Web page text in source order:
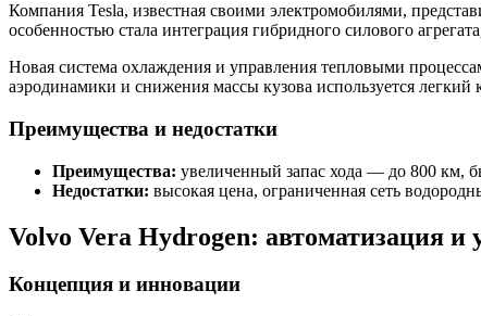
Компания Tesla, известная своими электромобилями,
особенностью стала интеграция гибридного силового
Новая система охлаждения и управления тепловыми
аэродинамики и снижения массы кузова используется
Преимущества и недостатки
Преимущества: увеличенный запас хода — до 800 км,
Недостатки: высокая цена, ограниченная сеть
Volvo Vera Hydrogen: автоматизация и
Концепция и инновации